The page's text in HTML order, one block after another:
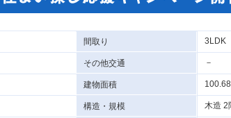
間取り 3LDK
その他交通 －
建物面積
構造・規模 木造 2